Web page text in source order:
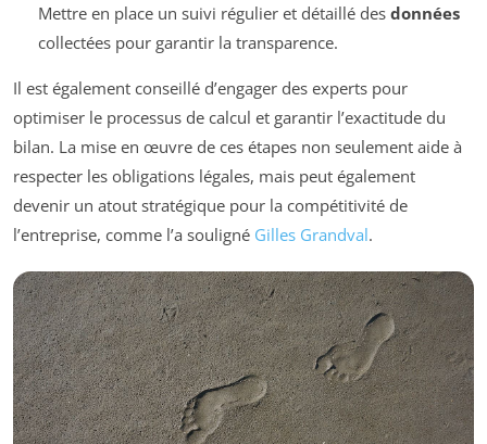
Mettre en place un suivi régulier et détaillé des données
collectées pour garantir la transparence.
Il est également conseillé d’engager des experts pour
optimiser le processus de calcul et garantir l’exactitude du
bilan. La mise en œuvre de ces étapes non seulement aide à
respecter les obligations légales, mais peut également
devenir un atout stratégique pour la compétitivité de
l’entreprise, comme l’a souligné Gilles Grandval.